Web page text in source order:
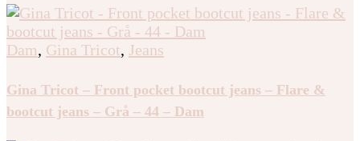
Dam, Gina Tricot, Jeans
Gina Tricot – Front pocket bootcut jeans – Flare &
bootcut jeans – Grå – 44 – Dam